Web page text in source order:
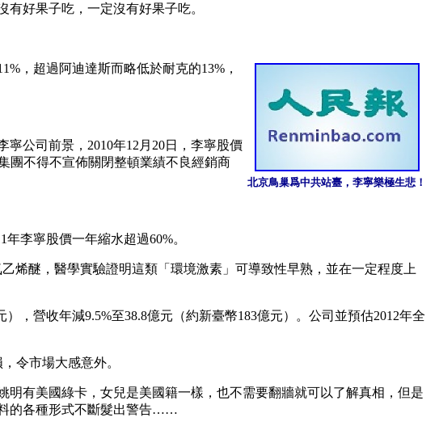
好果子吃，一定沒有好果子吃。
北京鳥巢爲中共站臺，李寧樂極生悲！
，超過阿迪達斯而略低於耐克的13%，
公司前景，2010年12月20日，李寧股價
團不得不宣佈關閉整頓業績不良經銷商
李寧股價一年縮水超過60%。
烯醚，醫學實驗證明這類「環境激素」可導致性早熟，並在一定程度上
，營收年減9.5%至38.8億元（約新臺幣183億元）。公司並預估2012年全
令市場大感意外。
明有美國綠卡，女兒是美國籍一樣，也不需要翻牆就可以了解真相，但是
的各種形式不斷髮出警告……